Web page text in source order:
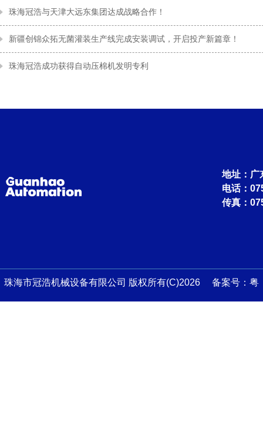
珠海冠浩与天津大远东集团达成战略合作！
新疆创锦众拓无菌灌装生产线完成安装调试，开启投产新篇章！
珠海冠浩成功获得自动压棉机发明专利
地址：广
电话：
传真：
珠海市冠浩机械设备有限公司 版权所有(C)2026 备案号： 粤